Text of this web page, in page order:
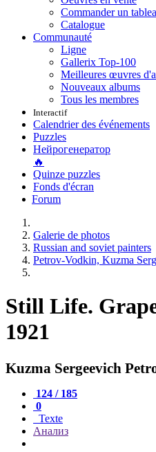
Commander un
Catalogue
Communauté
Ligne
Gallerix Top-100
Meilleures œuvres
Nouveaux albums
Tous les membres
Interactif
Calendrier des événements
Puzzles
Нейрогенератор
🔥
Quinze puzzles
Fonds d'écran
Forum
Galerie de photos
Russian and soviet painters
Petrov-Vodkin, Kuzma
Still Life.
1921
Kuzma Sergeevich
124 / 185
0
Texte
Анализ